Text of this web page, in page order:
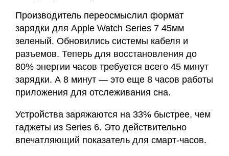
Производитель переосмыслил формат
зарядки для Apple Watch Series 7 45мм
зеленый. Обновились системы кабеля и
разъемов. Теперь для восстановления до
80% энергии часов требуется всего 45 минут
зарядки. А 8 минут — это еще 8 часов работы
приложения для отслеживания сна.
Устройства заряжаются на 33% быстрее, чем
гаджеты из Series 6. Это действительно
впечатляющий показатель для смарт-часов.